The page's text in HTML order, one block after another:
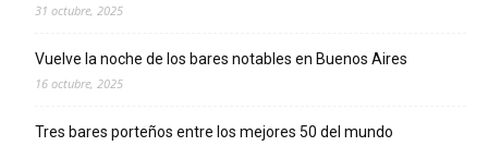
31 octubre, 2025
Vuelve la noche de los bares notables en Buenos Aires
16 octubre, 2025
Tres bares porteños entre los mejores 50 del mundo